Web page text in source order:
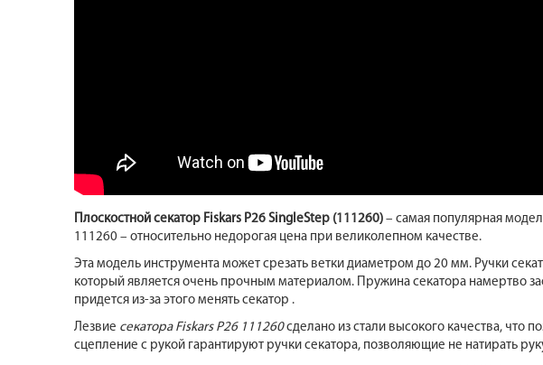
Плоскостной секатор Fiskars P26 SingleStep (111260) – самая популярная
111260 – относительно недорогая цена при великолепном качестве.
Эта модель инструмента может срезать ветки диаметром до 20 мм. Ручки
который является очень прочным материалом. Пружина секатора намертво
придется из-за этого менять секатор .
Лезвие секатора Fiskars P26 111260сделано из стали высокого качества, что
сцепление с рукой гарантируют ручки секатора, позволяющие не натирать